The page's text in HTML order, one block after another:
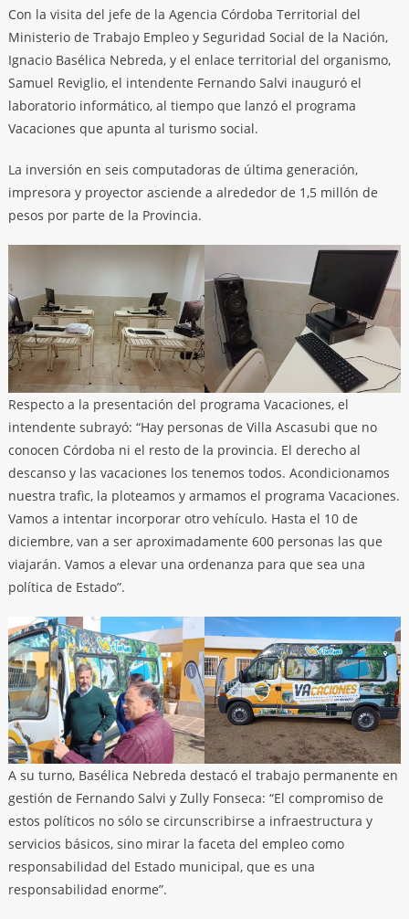
Con la visita del jefe de la Agencia Córdoba Territorial del
Ministerio de Trabajo Empleo y Seguridad Social de la Nación,
Ignacio Basélica Nebreda, y el enlace territorial del organismo,
Samuel Reviglio, el intendente Fernando Salvi inauguró el
laboratorio informático, al tiempo que lanzó el programa
Vacaciones que apunta al turismo social.
La inversión en seis computadoras de última generación,
impresora y proyector asciende a alrededor de 1,5 millón de
pesos por parte de la Provincia.
Respecto a la presentación del programa Vacaciones, el
intendente subrayó: “Hay personas de Villa Ascasubi que no
conocen Córdoba ni el resto de la provincia. El derecho al
descanso y las vacaciones los tenemos todos. Acondicionamos
nuestra trafic, la ploteamos y armamos el programa Vacaciones.
Vamos a intentar incorporar otro vehículo. Hasta el 10 de
diciembre, van a ser aproximadamente 600 personas las que
viajarán. Vamos a elevar una ordenanza para que sea una
política de Estado”.
A su turno, Basélica Nebreda destacó el trabajo permanente en
gestión de Fernando Salvi y Zully Fonseca: “El compromiso de
estos políticos no sólo se circunscribirse a infraestructura y
servicios básicos, sino mirar la faceta del empleo como
responsabilidad del Estado municipal, que es una
responsabilidad enorme”.